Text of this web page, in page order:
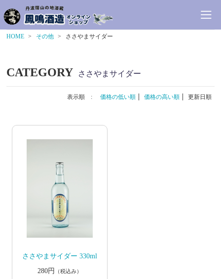
HOME その他 ささやまサイダー
CATEGORY ささやまサイダー
表示順 : 価格の低い順 価格の高い順 更新日順
ささやまサイダー 330ml
280円
（税込み）